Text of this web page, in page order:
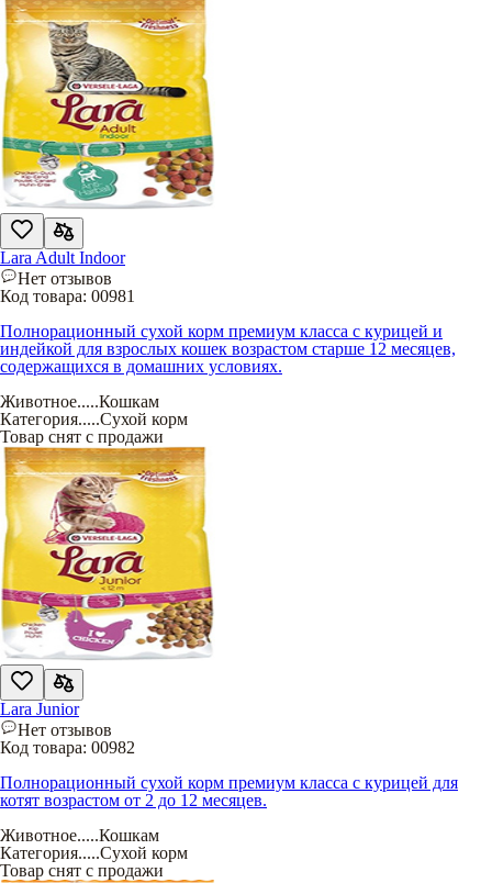
Lara Adult Indoor
Нет отзывов
Код товара: 00981
Полнорационный сухой корм премиум класса с курицей и
индейкой для взрослых кошек возрастом старше 12 месяцев,
содержащихся в домашних условиях.
Животное.....Кошкам
Категория.....Сухой корм
Товар снят с продажи
Lara Junior
Нет отзывов
Код товара: 00982
Полнорационный сухой корм премиум класса с курицей для
котят возрастом от 2 до 12 месяцев.
Животное.....Кошкам
Категория.....Сухой корм
Товар снят с продажи